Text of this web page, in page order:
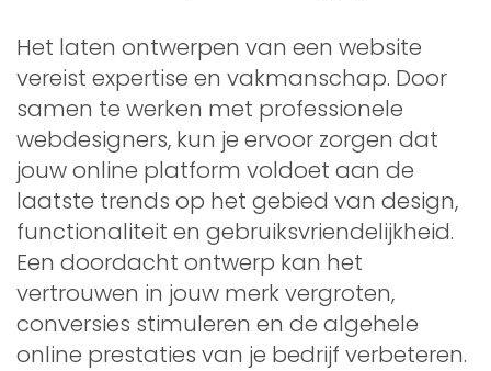
Het laten ontwerpen van een website
vereist expertise en vakmanschap. Door
samen te werken met professionele
webdesigners, kun je ervoor zorgen dat
jouw online platform voldoet aan de
laatste trends op het gebied van design,
functionaliteit en gebruiksvriendelijkheid.
Een doordacht ontwerp kan het
vertrouwen in jouw merk vergroten,
conversies stimuleren en de algehele
online prestaties van je bedrijf verbeteren.